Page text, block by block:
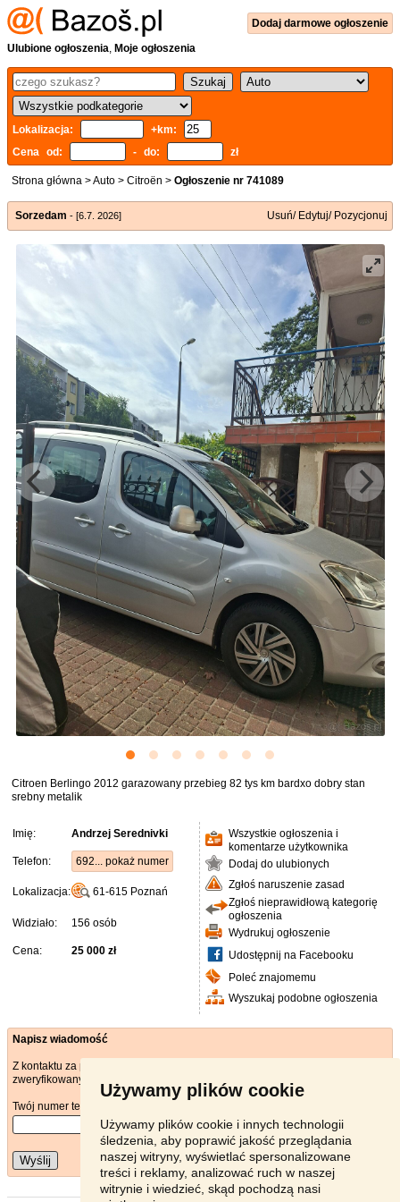
Używamy plików cookie
Używamy plików cookie i innych technologii
śledzenia, aby poprawić jakość przeglądania
naszej witryny, wyświetlać spersonalizowane
treści i reklamy, analizować ruch w naszej
witrynie i wiedzieć, skąd pochodzą nasi
Dodaj darmowe ogłoszenie
Ulubione ogłoszenia, Moje ogłoszenia
Lokalizacja:
+km:
Cena od:
- do: zł
Strona główna >Auto > Citroën > Ogłoszenie nr 741089
Sorzedam - [6.7. 2026] Usuń/ Edytuj/ Pozycjonuj
Citroen Berlingo 2012 garazowany przebieg 82 tys km bardxo dobry stan
srebny metalik
Imię: Andrzej Serednivki
Telefon: 692... pokaż numer
Lokalizacja: 61-615 Poznań
Widziało: 156 osób
Cena: 25 000 zł
Wszystkie ogłoszenia i
komentarze użytkownika
Dodaj do ulubionych
Zgłoś naruszenie zasad
Zgłoś nieprawidłową kategorię
ogłoszenia
Wydrukuj ogłoszenie
Udostępnij na Facebooku
Poleć znajomemu
Wyszukaj podobne ogłoszenia
Napisz wiadomość
Z kontaktu za pośrednictwem poczty elektronicznej może korzystać tylko
zweryfikowany użytkownik.
Twój numer telefonu
Wyślij